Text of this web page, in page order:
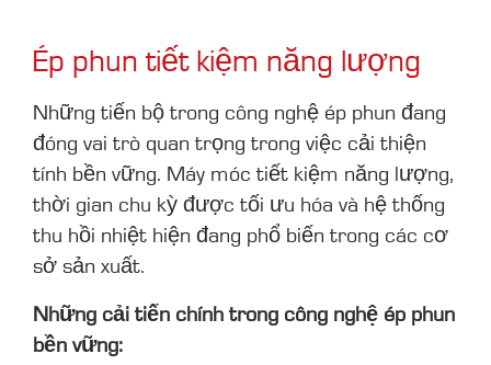
Ép phun tiết kiệm năng lượng
Những tiến bộ trong công nghệ ép phun đang
đóng vai trò quan trọng trong việc cải thiện
tính bền vững. Máy móc tiết kiệm năng lượng,
thời gian chu kỳ được tối ưu hóa và hệ thống
thu hồi nhiệt hiện đang phổ biến trong các cơ
sở sản xuất.
Những cải tiến chính trong công nghệ ép phun
bền vững: